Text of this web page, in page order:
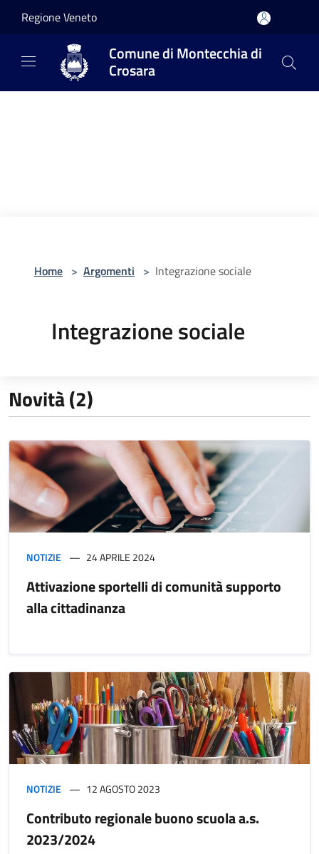
Regione Veneto
Comune di Montecchia di
Crosara
Home > Argomenti > Integrazione sociale
Integrazione sociale
Novità (2)
NOTIZIE 24 APRILE 2024
Attivazione sportelli di comunità supporto
alla cittadinanza
NOTIZIE 12 AGOSTO 2023
Contributo regionale buono scuola a.s.
2023/2024